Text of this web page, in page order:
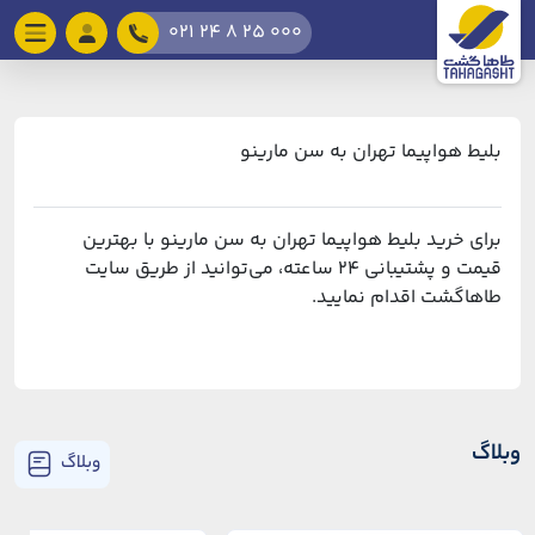
021 24 8 25 000
بلیط هواپیما تهران به سن مارینو
برای خرید بلیط هواپیما تهران به سن مارینو با بهترین
قیمت و پشتیبانی ۲۴ ساعته، می‌توانید از طریق سایت
طاهاگشت اقدام نمایید.
وبلاگ وبلاگ